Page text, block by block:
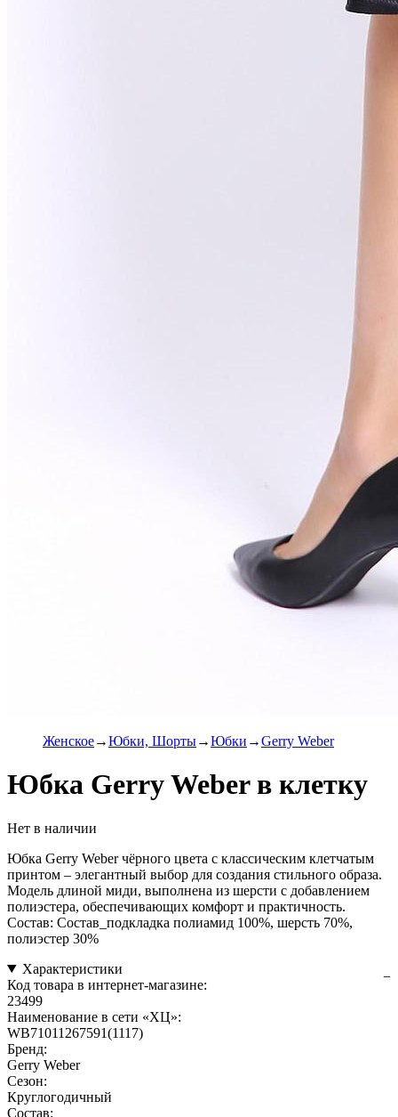
Женское Юбки, Шорты Юбки Gerry Weber
Юбка Gerry Weber в клетку
Нет в наличии
Юбка Gerry Weber чёрного цвета с классическим клетчатым
принтом – элегантный выбор для создания стильного образа.
Модель длиной миди, выполнена из шерсти с добавлением
полиэстера, обеспечивающих комфорт и практичность.
Состав: Состав_подкладка полиамид 100%, шерсть 70%,
полиэстер 30%
Характеристики
Код товара в интернет-магазине:
23499
Наименование в сети «ХЦ»:
WB71011267591(1117)
Бренд:
Gerry Weber
Сезон:
Круглогодичный
Состав: